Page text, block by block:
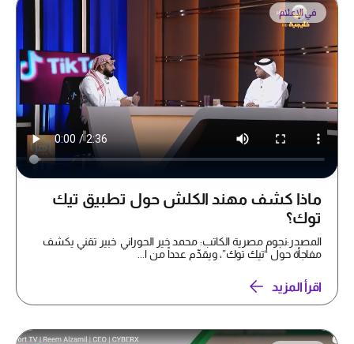
في الإعلام
ماذا كشف مهند الكلش حول تطبيق تيك
توك؟
المصدر:نجوم مصرية الكاتب: محمد خير الحوراني خبير تقني يكشف
مفاجأة حول “تيك توك”، ويقدِّم عدداً من ا...
اقرأ المزيد